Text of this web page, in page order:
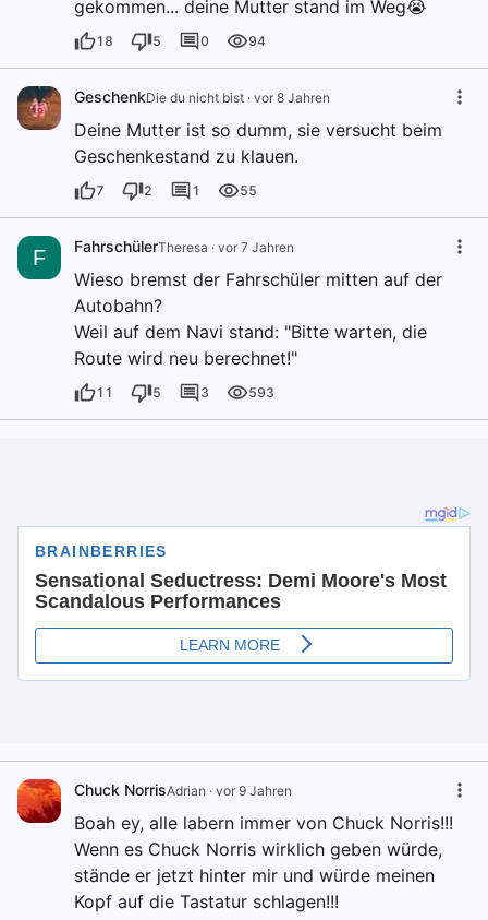
gekommen... deine Mutter stand im Weg😭
18 5 0 94
GeschenkDie du nicht bist · vor 8 Jahren
Deine Mutter ist so dumm, sie versucht beim
Geschenkestand zu klauen.
7 2 1 55
F FahrschülerTheresa · vor 7 Jahren
Wieso bremst der Fahrschüler mitten auf der
Autobahn?
Weil auf dem Navi stand: "Bitte warten, die
Route wird neu berechnet!"
11 5 3 593
Chuck NorrisAdrian · vor 9 Jahren
Boah ey, alle labern immer von Chuck Norris!!!
Wenn es Chuck Norris wirklich geben würde,
stände er jetzt hinter mir und würde meinen
Kopf auf die Tastatur schlagen!!!